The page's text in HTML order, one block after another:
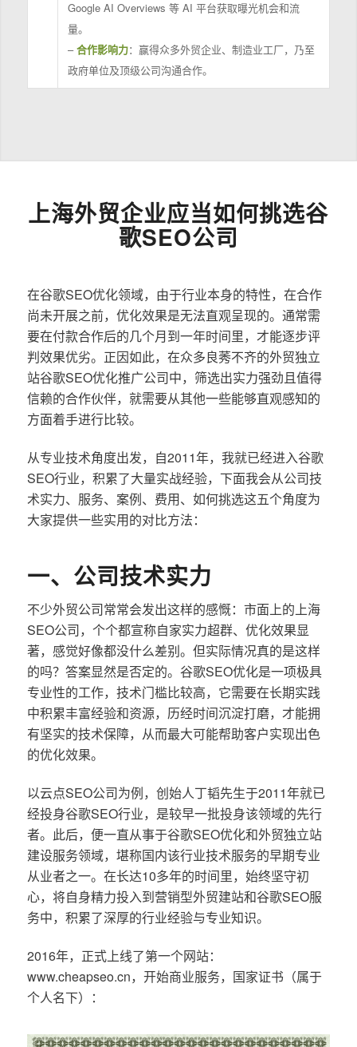
Google AI Overviews 等 AI 平台获取曝光机会和流
量。
–合作影响力：赢得众多外贸企业、制造业工厂，乃至
政府单位及顶级公司沟通合作。
上海外贸企业应当如何挑选谷
歌SEO公司
在谷歌SEO优化领域，由于行业本身的特性，在合作
尚未开展之前，优化效果是无法直观呈现的。通常需
要在付款合作后的几个月到一年时间里，才能逐步评
判效果优劣。正因如此，在众多良莠不齐的外贸独立
站谷歌SEO优化推广公司中，筛选出实力强劲且值得
信赖的合作伙伴，就需要从其他一些能够直观感知的
方面着手进行比较。
从专业技术角度出发，自2011年，我就已经进入谷歌
SEO行业，积累了大量实战经验，下面我会从公司技
术实力、服务、案例、费用、如何挑选这五个角度为
大家提供一些实用的对比方法：
一、公司技术实力
不少外贸公司常常会发出这样的感慨：市面上的上海
SEO公司，个个都宣称自家实力超群、优化效果显
著，感觉好像都没什么差别。但实际情况真的是这样
的吗？答案显然是否定的。谷歌SEO优化是一项极具
专业性的工作，技术门槛比较高，它需要在长期实践
中积累丰富经验和资源，历经时间沉淀打磨，才能拥
有坚实的技术保障，从而最大可能帮助客户实现出色
的优化效果。
以云点SEO公司为例，创始人丁韬先生于2011年就已
经投身谷歌SEO行业，是较早一批投身该领域的先行
者。此后，便一直从事于谷歌SEO优化和外贸独立站
建设服务领域，堪称国内该行业技术服务的早期专业
从业者之一。在长达10多年的时间里，始终坚守初
心，将自身精力投入到营销型外贸建站和谷歌SEO服
务中，积累了深厚的行业经验与专业知识。
2016年，正式上线了第一个网站：
www.cheapseo.cn，开始商业服务，国家证书（属于
个人名下）：